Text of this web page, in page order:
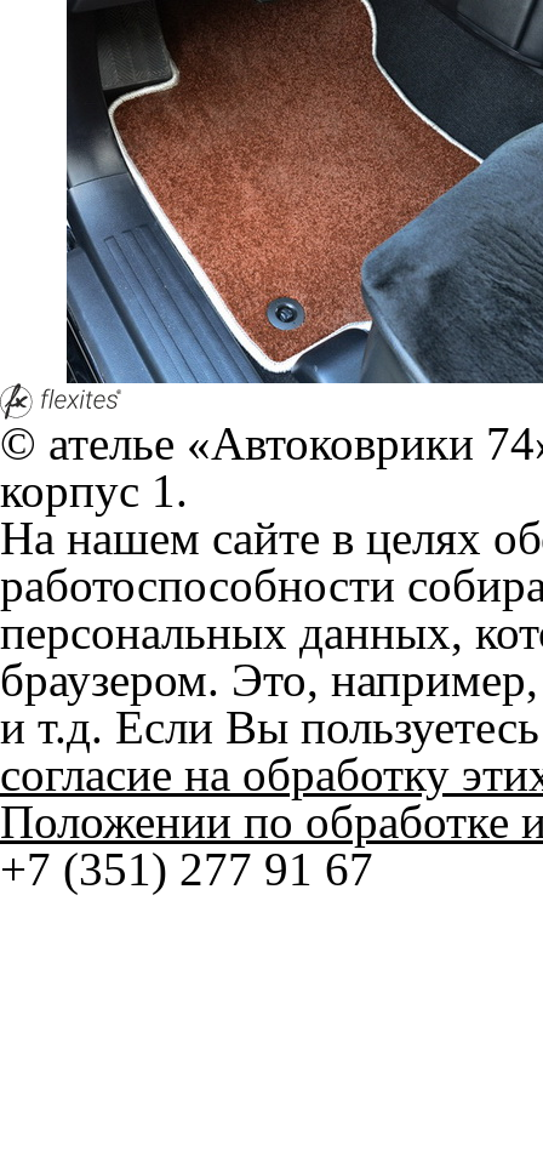
работоспособности
персональных данных,
браузером. Это,
и т.д. Если Вы
согласие на обработку
Положении по
+7 (351) 277 91 67